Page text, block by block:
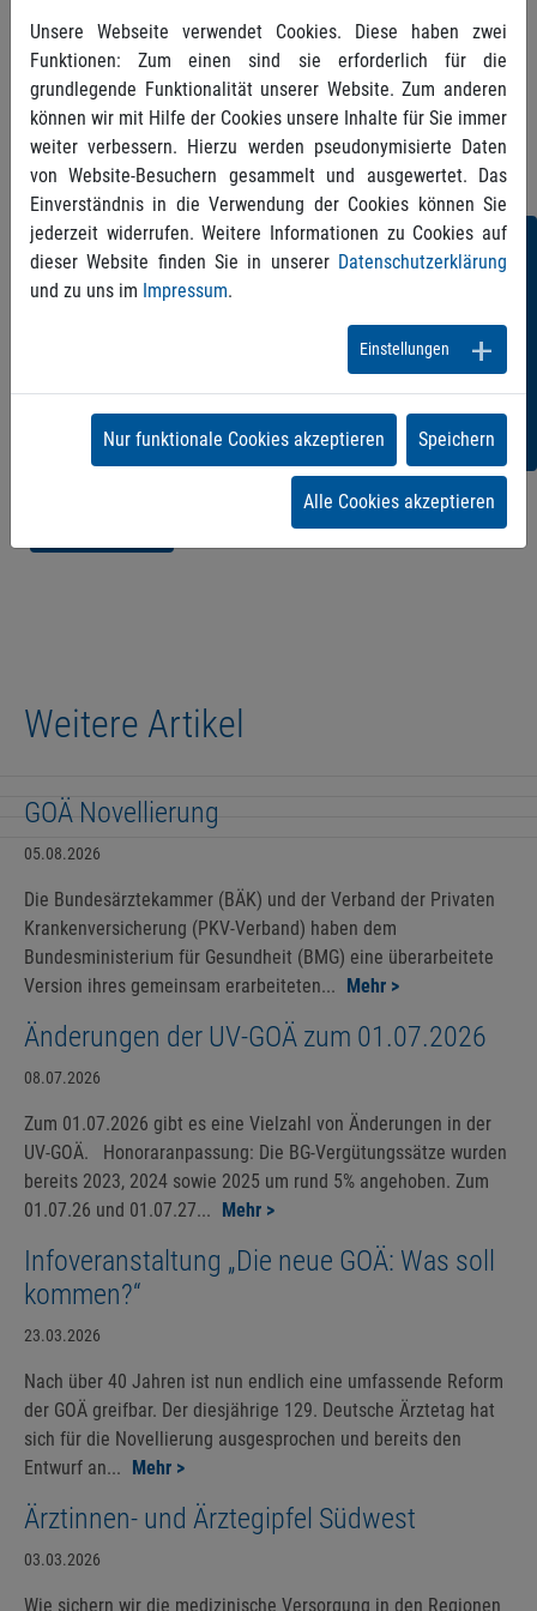
Tarifwerke ändern.
Bitte bedenken Sie, dies erst durchzuführen, wenn
alle BG-Rechnung mit Behandlungsdatum bis zum
30.09.2018 erfasst wurden.
Folgen
uns!
Weitere Artikel
GOÄ Novellierung
05.08.2026
Die Bundesärztekammer (BÄK) und der Verband der Privaten
Krankenversicherung (PKV-Verband) haben dem
Bundesministerium für Gesundheit (BMG) eine überarbeitete
Version ihres gemeinsam erarbeiteten... Mehr >
Änderungen der UV-GOÄ zum 01.07.2026
08.07.2026
Zum 01.07.2026 gibt es eine Vielzahl von Änderungen in der
UV-GOÄ. Honoraranpassung: Die BG-Vergütungssätze wurden
bereits 2023, 2024 sowie 2025 um rund 5% angehoben. Zum
01.07.26 und 01.07.27... Mehr >
Infoveranstaltung „Die neue GOÄ: Was soll
kommen?“
23.03.2026
Nach über 40 Jahren ist nun endlich eine umfassende Reform
der GOÄ greifbar. Der diesjährige 129. Deutsche Ärztetag hat
sich für die Novellierung ausgesprochen und bereits den
Entwurf an... Mehr >
Ärztinnen- und Ärztegipfel Südwest
03.03.2026
Wie sichern wir die medizinische Versorgung in den Regionen
Unsere Webseite verwendet Cookies. Diese haben zwei
Funktionen: Zum einen sind sie erforderlich für die
grundlegende Funktionalität unserer Website. Zum anderen
können wir mit Hilfe der Cookies unsere Inhalte für Sie immer
weiter verbessern. Hierzu werden pseudonymisierte Daten
von Website-Besuchern gesammelt und ausgewertet. Das
Einverständnis in die Verwendung der Cookies können Sie
jederzeit widerrufen. Weitere Informationen zu Cookies auf
dieser Website finden Sie in unserer Datenschutzerklärung
und zu uns im Impressum.
Einstellungen
Nur funktionale Cookies akzeptieren Speichern
Alle Cookies akzeptieren